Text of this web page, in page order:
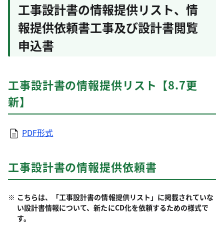
工事設計書の情報提供リスト、情
報提供依頼書工事及び設計書閲覧
申込書
工事設計書の情報提供リスト【8.7更
新】
PDF形式
工事設計書の情報提供依頼書
こちらは、「工事設計書の情報提供リスト」に掲載されていな
い設計書情報について、新たにCD化を依頼するための様式で
す。